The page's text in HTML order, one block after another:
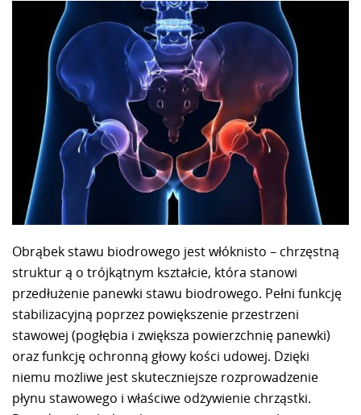
Obrąbek stawu biodrowego jest włóknisto – chrzęstną
struktur ą o trójkątnym kształcie, która stanowi
przedłużenie panewki stawu biodrowego. Pełni funkcję
stabilizacyjną poprzez powiększenie przestrzeni
stawowej (pogłębia i zwiększa powierzchnię panewki)
oraz funkcję ochronną głowy kości udowej. Dzięki
niemu możliwe jest skuteczniejsze rozprowadzenie
płynu stawowego i właściwe odżywienie chrząstki.